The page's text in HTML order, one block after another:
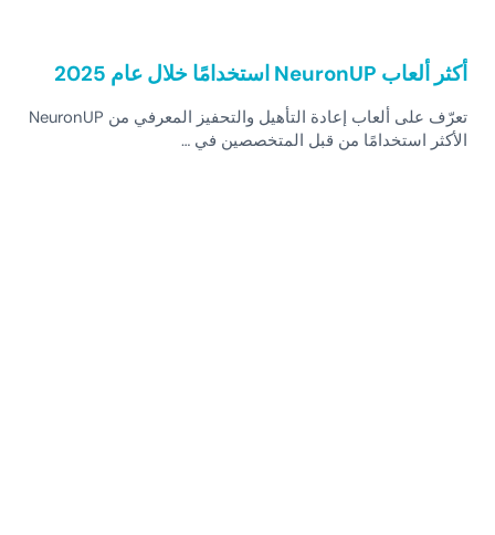
أكثر ألعاب NeuronUP استخدامًا خلال عام 2025
تعرّف على ألعاب إعادة التأهيل والتحفيز المعرفي من NeuronUP
الأكثر استخدامًا من قبل المتخصصين في …